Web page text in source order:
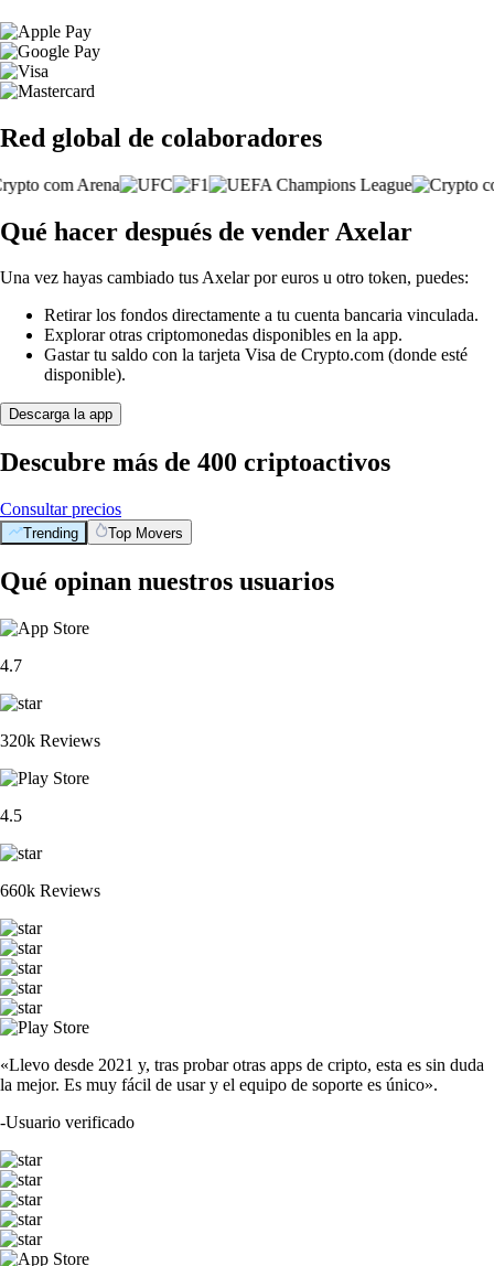
Red global de colaboradores
Qué hacer después de vender Axelar
Una vez hayas cambiado tus Axelar por euros u otro token, puedes:
Retirar los fondos directamente a tu cuenta bancaria vinculada.
Explorar otras criptomonedas disponibles en la app.
Gastar tu saldo con la tarjeta Visa de Crypto.com (donde esté
disponible).
Descarga la app
Descubre más de 400 criptoactivos
Consultar precios
Trending Top Movers
Qué opinan nuestros usuarios
4.7
320k Reviews
4.5
660k Reviews
«Llevo desde 2021 y, tras probar otras apps de cripto, esta es sin duda
la mejor. Es muy fácil de usar y el equipo de soporte es único».
-Usuario verificado